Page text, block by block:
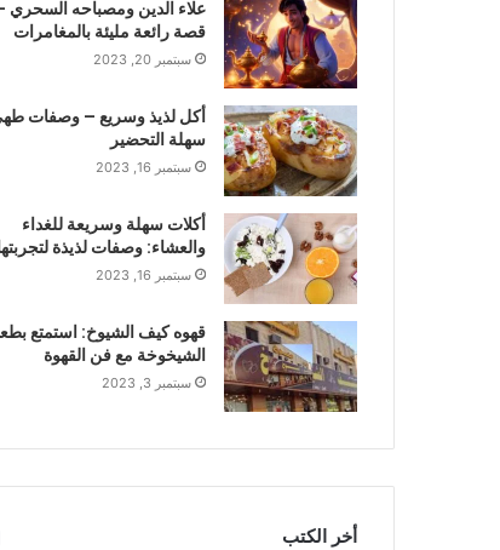
علاء الدين ومصباحه السحري
قصة رائعة مليئة بالمغامرات
سبتمبر 20, 2023
أكل لذيذ وسريع – وصفات
سهلة التحضير
سبتمبر 16, 2023
أكلات سهلة وسريعة للغداء
والعشاء: وصفات لذيذة
سبتمبر 16, 2023
قهوه كيف الشيوخ: استمتع
الشيخوخة مع فن القهوة
سبتمبر 3, 2023
أخر الكتب